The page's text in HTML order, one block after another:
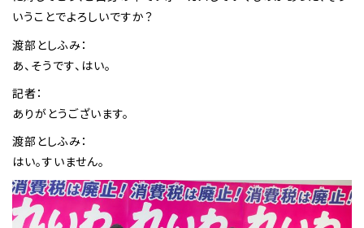
いうことでよろしいですか？
渡部としふみ：
あ、そうです、はい。
記者：
ありがとうございます。
渡部としふみ：
はい。すいません。